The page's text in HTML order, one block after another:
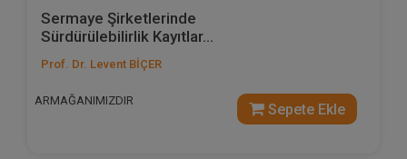
Sermaye Şirketlerinde
Sürdürülebilirlik Kayıtlar...
Prof. Dr. Levent BİÇER
ARMAĞANIMIZDIR
Sepete Ekle